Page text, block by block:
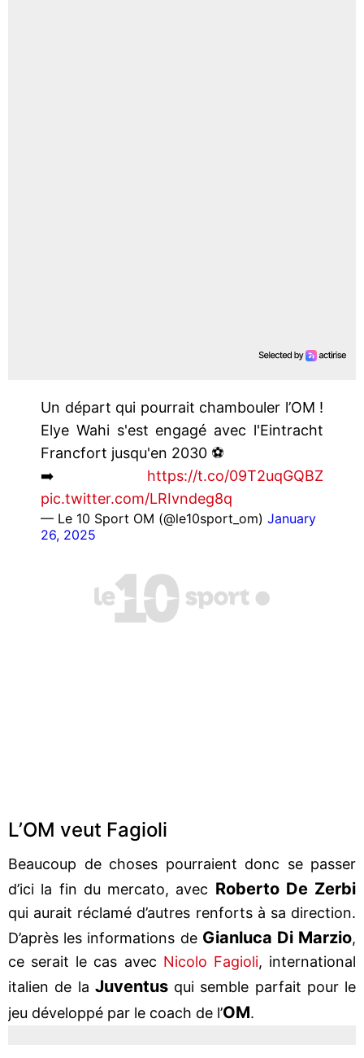
Un départ qui pourrait chambouler l’OM !
Elye Wahi s'est engagé avec l'Eintracht
Francfort jusqu'en 2030 ⚽️
➡️ https://t.co/09T2uqGQBZ
pic.twitter.com/LRIvndeg8q
— Le 10 Sport OM (@le10sport_om) January
26, 2025
L’OM veut Fagioli
Beaucoup de choses pourraient donc se passer
d’ici la fin du mercato, avec Roberto De Zerbi
qui aurait réclamé d’autres renforts à sa direction.
D’après les informations de Gianluca Di Marzio,
ce serait le cas avec Nicolo Fagioli, international
italien de la Juventus qui semble parfait pour le
jeu développé par le coach de l’OM.